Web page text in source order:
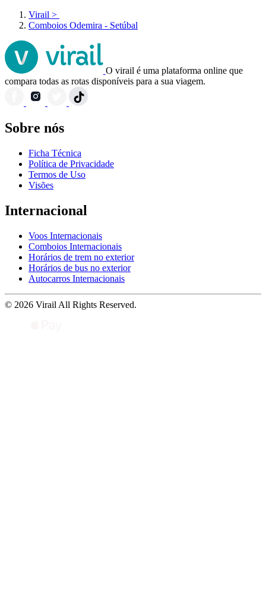
Virail >
Comboios Odemira - Setúbal
O virail é uma plataforma online que
compara todas as rotas disponíveis para a sua viagem.
Sobre nós
Ficha Técnica
Política de Privacidade
Termos de Uso
Visões
Internacional
Voos Internacionais
Comboios Internacionais
Horários de trem no exterior
Horários de bus no exterior
Autocarros Internacionais
© 2026 Virail All Rights Reserved.